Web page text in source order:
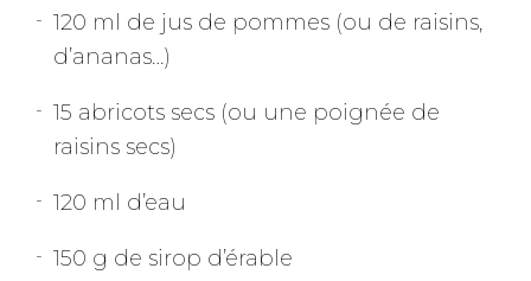
120 ml de jus de pommes (ou de raisins,
d’ananas…)
15 abricots secs (ou une poignée de
raisins secs)
120 ml d’eau
150 g de sirop d’érable